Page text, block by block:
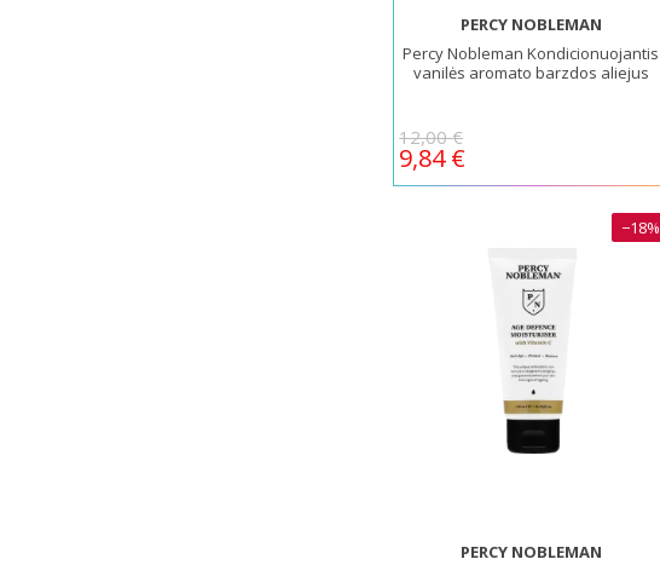
PERCY NOBLEMAN
Percy Nobleman Kondicionuojantis
vanilės aromato barzdos aliejus
12,00 €
9,84 €
−18%
PERCY NOBLEMAN